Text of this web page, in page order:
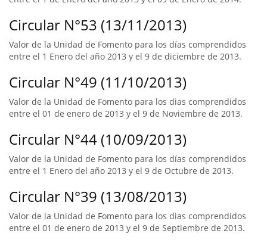
Circular N°53 (13/11/2013)
Valor de la Unidad de Fomento para los días comprendidos
entre el 1 Enero del año 2013 y el 9 de diciembre de 2013.
Circular N°49 (11/10/2013)
Valor de la Unidad de Fomento para los dias comprendidos
entre el 01 de enero de 2013 y el 9 de Noviembre de 2013.
Circular N°44 (10/09/2013)
Valor de la Unidad de Fomento para los días comprendidos
entre el 1 Enero del año 2013 y el 9 de Octubre de 2013.
Circular N°39 (13/08/2013)
Valor de la Unidad de Fomento para los dias comprendidos
entre el 01 de enero de 2013 y el 9 de Septiembre de 2013.